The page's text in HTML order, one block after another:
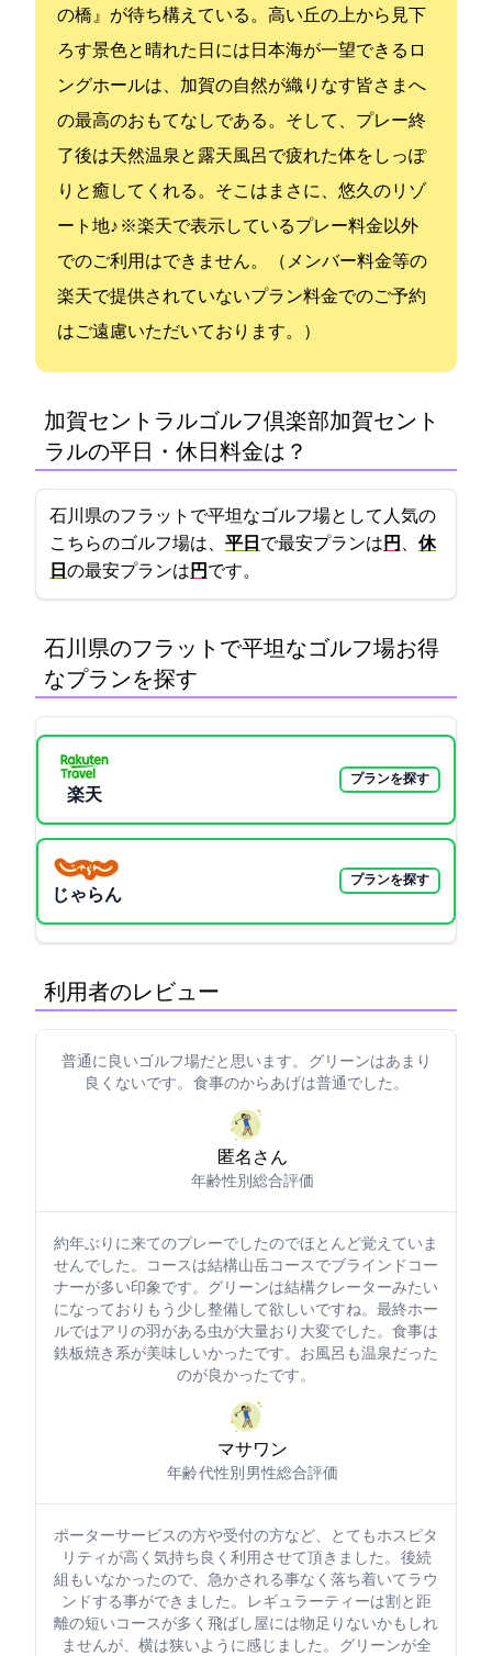
の橋』が待ち構えている。高い丘の上から見下
ろす景色と晴れた日には日本海が一望できるロ
ングホールは、加賀の自然が織りなす皆さまへ
の最高のおもてなしである。そして、プレー終
了後は天然温泉と露天風呂で疲れた体をしっぽ
りと癒してくれる。そこはまさに、悠久のリゾ
ート地…♪ ※楽天GORAで表示しているプレー料金以外
でのご利用はできません。 （メンバー料金等の
楽天GORAで提供されていないプラン料金でのご予約
はご遠慮いただいております。）
加賀セントラルゴルフ倶楽部(加賀セント
ラルGC)の平日・休日料金は？
石川県のフラットで平坦なゴルフ場として人気の
こちらのゴルフ場は、 平日 で最安プランは 6980円 、 休
日 の最安プランは 11000円 です。
石川県のフラットで平坦なゴルフ場:お得
なプランを探す
楽天GORA
プランを探す
じゃらん
プランを探す
利用者のレビュー
普通に良いゴルフ場だと思います。 グリーンはあまり
良くないです。 食事のからあげは普通でした。
匿名さん
年齢:性別: 総合評価: 4
約1年ぶりに来てのプレーでしたのでほとんど覚えていま
せんでした。コースは結構山岳コースでブラインドコー
ナーが多い印象です。グリーンは結構クレーターみたい
になっておりもう少し整備して欲しいですね。最終ホー
ルではアリの羽がある虫が大量おり大変でした。食事は
鉄板焼き系が美味しいかったです。お風呂も温泉だった
のが良かったです。
マサワン0921
年齢: 50代性別: 男性総合評価: 4
ポーターサービスの方や受付の方など、とてもホスピタ
リティが高く気持ち良く利用させて頂きました。 後続
組もいなかったので、急かされる事なく落ち着いてラウ
ンドする事ができました。 レギュラーティーは割と距
離の短いコースが多く飛ばし屋には物足りないかもしれ
ませんが、横は狭いように感じました。 グリーンが全